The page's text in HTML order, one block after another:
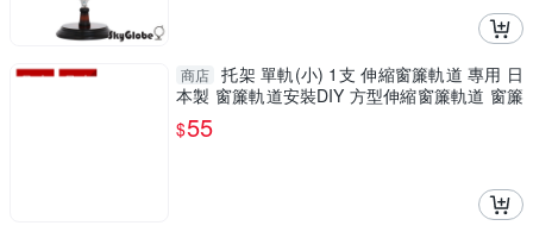
商店 托架 單軌(小) 1支 伸縮窗簾軌道 專用 日
本製 窗簾軌道安裝DIY 方型伸縮窗簾軌道 窗簾
伸縮桿
$55